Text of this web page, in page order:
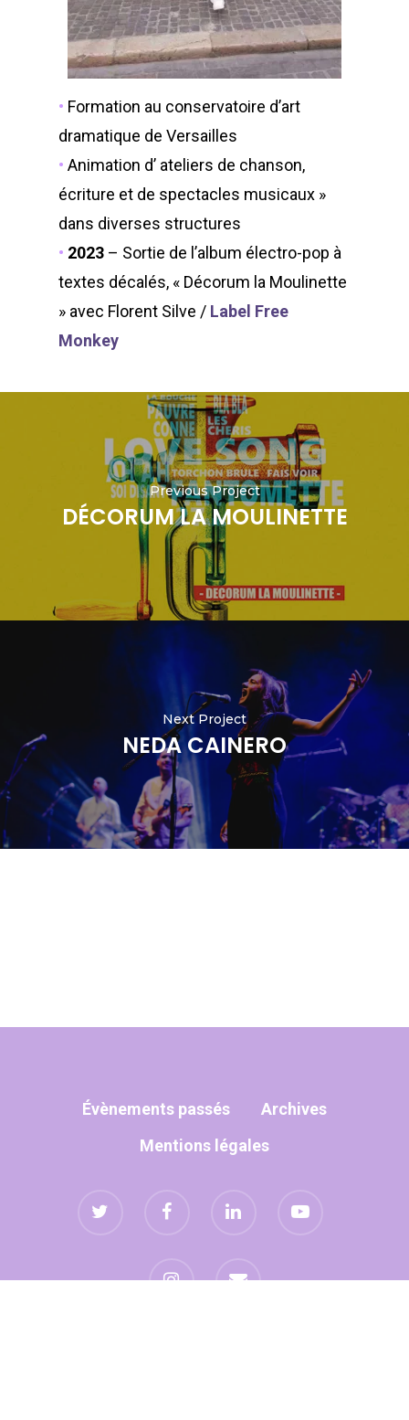
• Formation au conservatoire d’art
dramatique de Versailles
• Animation d’ ateliers de chanson,
écriture et de spectacles musicaux »
dans diverses structures
• 2023 – Sortie de l’album électro-pop à
textes décalés, « Décorum la Moulinette
» avec Florent Silve / Label Free
Monkey
Previous Project
DÉCORUM LA MOULINETTE
Next Project
NEDA CAINERO
Évènements passés
Archives
Mentions légales